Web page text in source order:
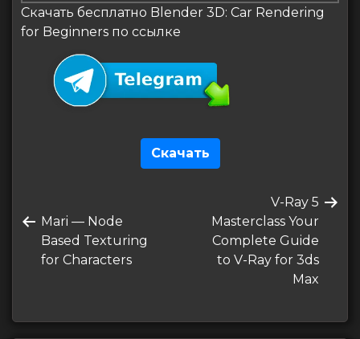
Скачать бесплатно Blender 3D: Car Rendering
for Beginners по ссылке
Скачать
по
записям
Предыдущая
запись
Mari — Node
Based Texturing
for Characters
Следующая
запись
V-Ray 5
Masterclass Your
Complete Guide
to V-Ray for 3ds
Max